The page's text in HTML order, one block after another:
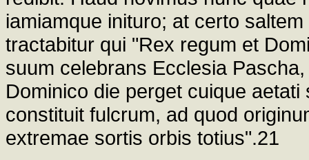
iamiamque inituro; at certo
tractabitur qui "Rex regum et
suum celebrans Ecclesia
Dominico die perget cuique
constituit fulcrum, ad quod
extremae sortis orbis totius".21